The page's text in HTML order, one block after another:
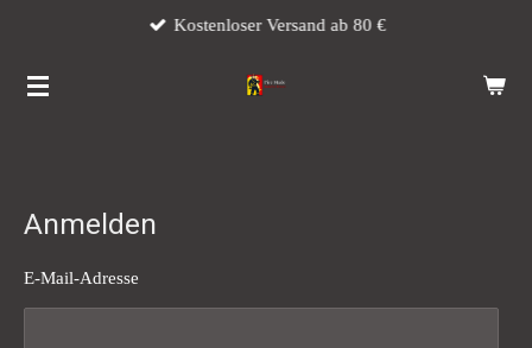
springen
Kostenloser Versand ab 80 €
Anmelden
E-Mail-Adresse